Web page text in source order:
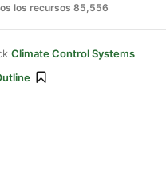
los recursos 85,556
Climate Control Systems